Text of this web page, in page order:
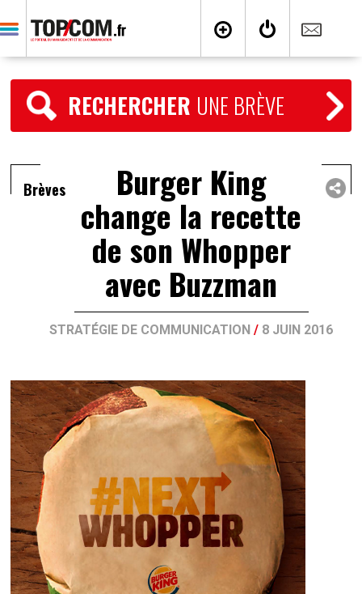
RECHERCHER UNE BRÈVE
Brèves Burger King
change la recette
de son Whopper
avec Buzzman
STRATÉGIE DE COMMUNICATION / 8 JUIN 2016